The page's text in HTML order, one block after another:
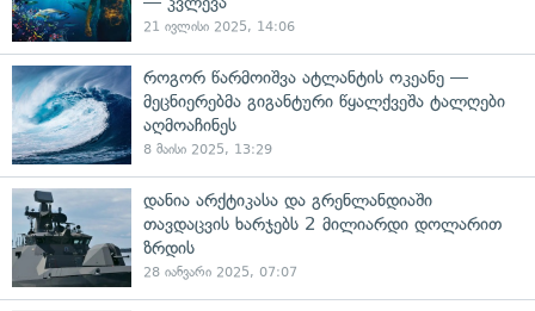
21 ივლისი 2025, 14:06
როგორ წარმოიშვა ატლანტის ოკეანე —
მეცნიერებმა გიგანტური წყალქვეშა ტალღები
აღმოაჩინეს
8 მაისი 2025, 13:29
დანია არქტიკასა და გრენლანდიაში
თავდაცვის ხარჯებს 2 მილიარდი დოლარით
ზრდის
28 იანვარი 2025, 07:07